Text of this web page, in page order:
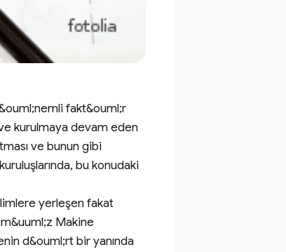
fakt&ouml;r
kurulmaya devam eden
ve bunun gibi
bu konudaki
yerleşen fakat
Makine
d&ouml;rt bir yanında